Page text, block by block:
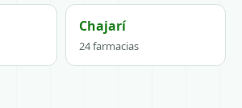
Chajarí
24 farmacias